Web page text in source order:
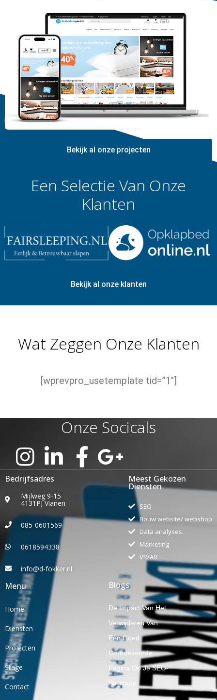
Bekijk al onze projecten
Een Selectie Van Onze
Klanten
Bekijk al onze klanten
Wat Zeggen Onze Klanten
[wprevpro_usetemplate tid=”1″]
Onze Socicals
Bedrijfsadres
Mijlweg 9-15
4131PJ Vianen
085-0601569
0618594338
info@d-fokker.nl
Meest Gekozen
Diensten
SEO
Bouw website/ webshop
Data analyses
Marketing
VR/AR
Menu
Home
Diensten
Projecten
Stage
Contact
Blogs
De Impact Van Het
Verwijderen Van
Een Goed
Geïndexeerde
Pagina Op Je SEO-
Structuur